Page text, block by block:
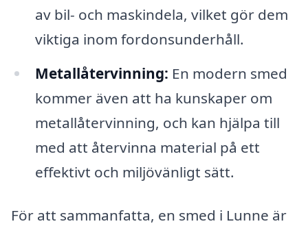
av bil- och maskindela, vilket gör dem
viktiga inom fordonsunderhåll.
Metallåtervinning: En modern smed
kommer även att ha kunskaper om
metallåtervinning, och kan hjälpa till
med att återvinna material på ett
effektivt och miljövänligt sätt.
För att sammanfatta, en smed i Lunne är